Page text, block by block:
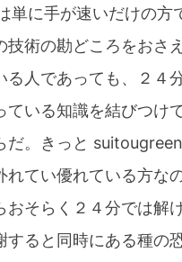
に手が速いだけの方
術の勘どころをおさ
人であっても、２４
いる知識を結びつけ
だ。きっと
てい優れている方な
そらく２４分では解
ると同時にある種の